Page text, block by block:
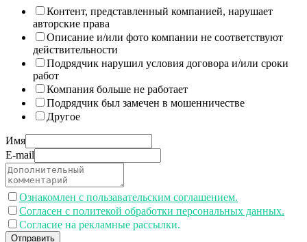
Контент, представленный компанией, нарушает
авторские права
Описание и/или фото компании не соответствуют
действительности
Подрядчик нарушил условия договора и/или сроки
работ
Компания больше не работает
Подрядчик был замечен в мошенничестве
Другое
Имя
E-mail
Ознакомлен с пользавательским соглашением.
Согласен с политекой обработки персональных данных.
Согласие на рекламные рассылки.
Отправить